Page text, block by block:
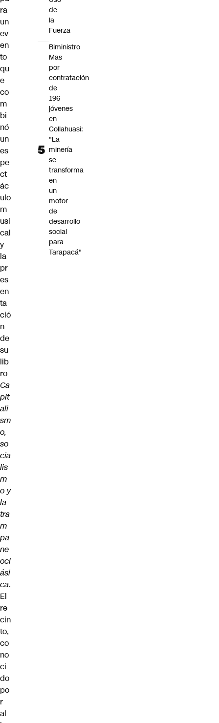
ra
un
ev
en
to
qu
e
co
m
bi
nó
un
es
pe
ct
ác
ulo
m
usi
cal
y
la
pr
es
en
ta
ció
n
de
su
lib
ro
Ca
pit
ali
sm
o,
so
cia
lis
m
o y
la
tra
m
pa
ne
ocl
ási
ca.
El
re
cin
to,
co
no
ci
do
po
r
al
de
la
Fuerza
Biministro
Mas
por
contratación
de
196
jóvenes
en
Collahuasi:
"La
minería
se
transforma
en
un
motor
de
desarrollo
social
para
Tarapacá"